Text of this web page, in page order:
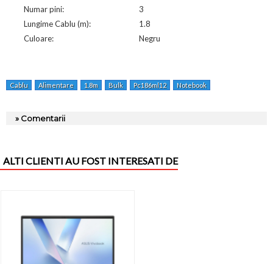
Numar pini:
3
Lungime Cablu (m):
1.8
Culoare:
Negru
Cablu Alimentare 1.8m Bulk Pc186ml12 Notebook
» Comentarii
ALTI CLIENTI AU FOST INTERESATI DE